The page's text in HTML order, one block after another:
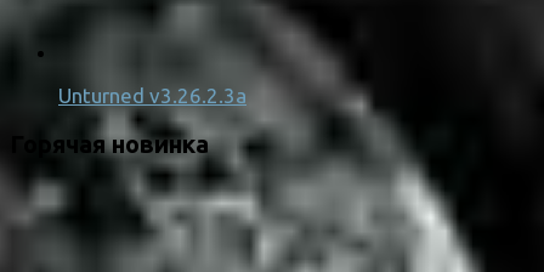
Unturned v3.26.2.3a
Горячая новинка